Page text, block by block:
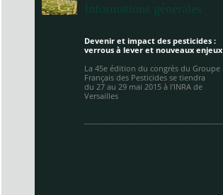
Informations générales
Devenir et impact des pesticides :
verrous à lever et nouveaux enjeux
La 45e édition du congrès du Groupe
Français des Pesticides se tiendra
du 27 au 29 mai 2015 à l'INRA de
Versailles